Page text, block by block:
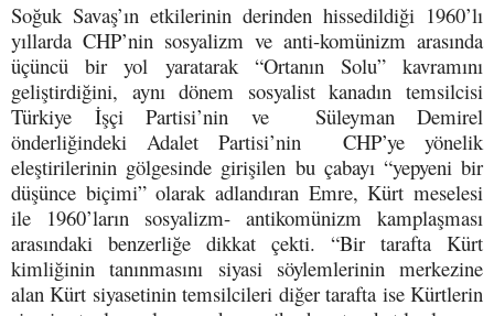
Soğuk Savaş’ın etkilerinin derinden hissedildiği 1960’lı
yıllarda CHP’nin sosyalizm ve anti-komünizm arasında
üçüncü bir yol yaratarak “Ortanın Solu” kavramını
geliştirdiğini, aynı dönem sosyalist kanadın temsilcisi
Türkiye İşçi Partisi’nin ve Süleyman Demirel
önderliğindeki Adalet Partisi’nin CHP’ye yönelik
eleştirilerinin gölgesinde girişilen bu çabayı “yepyeni bir
düşünce biçimi” olarak adlandıran Emre, Kürt meselesi
ile 1960’ların sosyalizm- antikomünizm kamplaşması
arasındaki benzerliğe dikkat çekti. “Bir tarafta Kürt
kimliğinin tanınmasını siyasi söylemlerinin merkezine
alan Kürt siyasetinin temsilcileri diğer tarafta ise Kürtlerin